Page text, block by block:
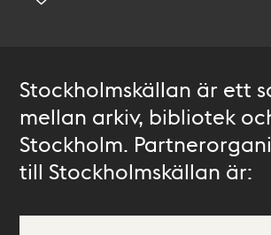
Stockholmskällan är ett
mellan arkiv, bibliotek
Stockholm.
till Stockholmskällan är: